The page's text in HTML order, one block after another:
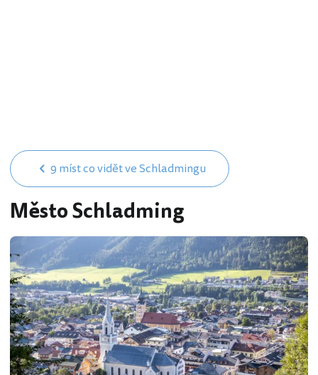
9 míst co vidět ve Schladmingu
Město Schladming